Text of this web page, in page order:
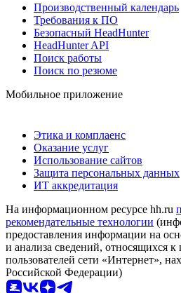
Производственный календарь
Требования к ПО
Безопасный HeadHunter
HeadHunter API
Поиск работы
Поиск по резюме
Мобильное приложение
Этика и комплаенс
Оказание услуг
Использование сайтов
Защита персональных данных
ИТ аккредитация
На информационном ресурсе hh.ru
рекомендательные технологии
предоставления информации на
и анализа сведений, относящихся к
пользователей сети «Интернет»,
Российской Федерации)